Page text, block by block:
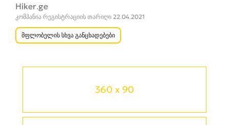
360 x 90
Hiker.ge
კომპანია რეგისტრაციის თარიღი 22.04.2021
მფლობელის სხვა განცხადებები